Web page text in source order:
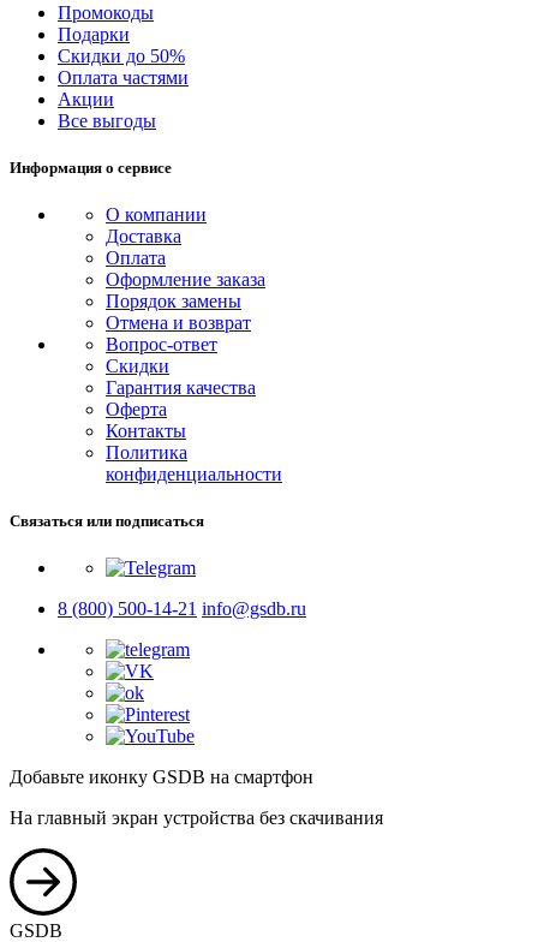
Промокоды
Подарки
Скидки до 50%
Оплата частями
Акции
Все выгоды
Информация о сервисе
О компании
Доставка
Оплата
Оформление заказа
Порядок замены
Отмена и возврат
Вопрос-ответ
Скидки
Гарантия качества
Оферта
Контакты
Политика
конфиденциальности
Связаться или подписаться
8 (800) 500-14-21 info@gsdb.ru
Добавьте иконку GSDB на смартфон
На главный экран устройства без скачивания
GSDB